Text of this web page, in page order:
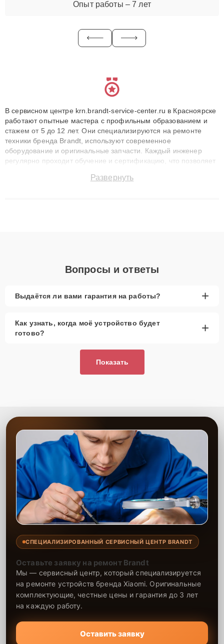
Опыт работы – 7 лет
В сервисном центре krn.brandt-service-center.ru в Красноярске
работают опытные мастера с профильным образованием и
стажем от 5 до 12 лет. Они специализируются на ремонте
техники бренда Brandt, используют современное
оборудование и оригинальные запчасти. Каждый инженер
регулярно проходит обучение и сертификацию, что позволяет
технику с сохранением гарантии до 3 лет. Наши мастера
Развернуть
Вопросы и ответы
Выдаётся ли вами гарантия на работы? +
Как узнать, когда моё устройство будет
готово?
+
Показать
СПЕЦИАЛИЗИРОВАННЫЙ СЕРВИСНЫЙ ЦЕНТР BRANDT
Оставьте заявку на ремонт Brandt
Мы — сервисный центр, который специализируется
на ремонте устройств бренда Xiaomi. Оригинальные
комплектующие, честные цены и гарантия до 3 лет
на каждую работу.
Оставить заявку